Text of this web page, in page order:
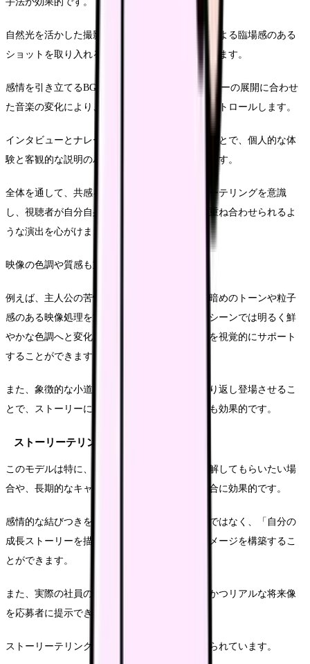
自然光を活かした撮影や、ハンドヘルドカメラによる臨場感のある
ショットを取り入れることで、リアリティを高めます。
感情を引き立てるBGMの選択も重要で、ストーリーの展開に合わせ
た音楽の変化により、視聴者の感情の起伏をコントロールします。
インタビューとナレーションを交互に使用することで、個人的な体
験と客観的な説明のバランスを取ることができます。
全体を通して、共感を呼ぶビジュアルストーリーテリングを意識
し、視聴者が自分自身をストーリーの主人公に重ね合わせられるよ
うな演出を心がけましょう。
映像の色調や質感も重要な要素です。
例えば、主人公の苦悩や挑戦のシーンではやや暗めのトーンや粒子
感のある映像処理を施し、成功や成長を感じるシーンでは明るく鮮
やかな色調へと変化させることで、感情の流れを視覚的にサポート
することができます。
また、象徴的な小道具や場所を物語の節目で繰り返し登場させるこ
とで、ストーリーに一貫性と深みを与えることも効果的です。
ストーリーテリングモデルの効果
このモデルは特に、企業理念や価値観を深く理解してもらいたい場
合や、長期的なキャリアビジョンを示したい場合に効果的です。
感情的な結びつきを通じて、単なる職場としてではなく、「自分の
成長ストーリーを描ける場所」としての企業イメージを構築するこ
とができます。
また、実際の社員の成功体験を通じて、具体的かつリアルな将来像
を応募者に提示できる点も大きな強みです。
ストーリーテリングの効果は科学的にも裏付けられています。